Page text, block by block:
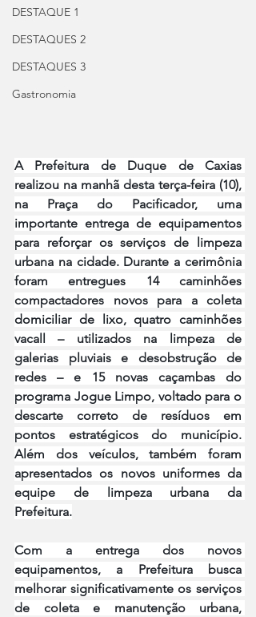
DESTAQUE 1
DESTAQUES 2
DESTAQUES 3
Gastronomia
A Prefeitura de Duque de Caxias
realizou na manhã desta terça-feira (10),
na Praça do Pacificador, uma
importante entrega de equipamentos
para reforçar os serviços de limpeza
urbana na cidade. Durante a cerimônia
foram entregues 14 caminhões
compactadores novos para a coleta
domiciliar de lixo, quatro caminhões
vacall – utilizados na limpeza de
galerias pluviais e desobstrução de
redes – e 15 novas caçambas do
programa Jogue Limpo, voltado para o
descarte correto de resíduos em
pontos estratégicos do município.
Além dos veículos, também foram
apresentados os novos uniformes da
equipe de limpeza urbana da
Prefeitura.
Com a entrega dos novos
equipamentos, a Prefeitura busca
melhorar significativamente os serviços
de coleta e manutenção urbana,